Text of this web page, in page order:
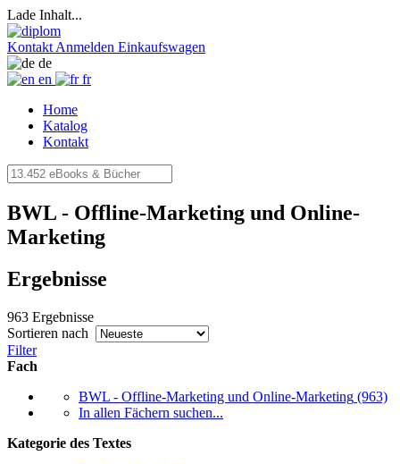
Lade Inhalt...
Kontakt Anmelden Einkaufswagen
de
en
fr
Home
Katalog
Kontakt
BWL - Offline-Marketing und Online-
Marketing
Ergebnisse
963 Ergebnisse
Sortieren nach
Filter
Fach
BWL - Offline-Marketing und Online-Marketing (963)
In allen Fächern suchen...
Kategorie des Textes